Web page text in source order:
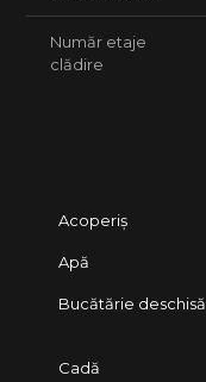
Număr etaje
clădire
Acoperiș
Apă
Bucătărie deschisă
Cadă